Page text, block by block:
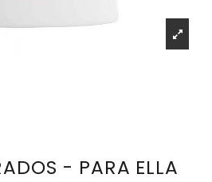
- PARA ELLA